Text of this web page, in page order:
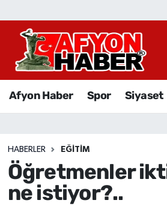
Afyon Haber Spor Siyaset
HABERLER EĞITIM
Öğretmenler
ne istiyor?..
Afyon Haber
Sağlık
Eğitim